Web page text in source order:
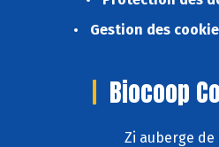
Gestion des
Biocoop
Zi auberge de